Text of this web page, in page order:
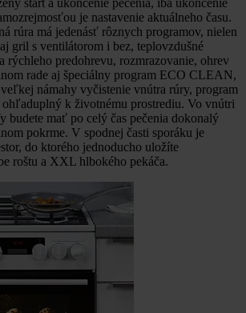
štart a ukončenie pečenia, iba ukončenie
je nastavenie aktuálneho času.
rúra má jedenásť rôznych programov, nielen
gril s ventilátorom i bez, teplovzdušné
rýchleho predohrevu, rozmrazovanie, ohrev
rade aj špeciálny program ECO CLEAN,
námahy vyčistenie vnútra rúry, program
ohľaduplný k životnému prostrediu. Vo vnútri
budete mať po celý čas pečenia dokonalý
pokrme. V spodnej časti sporáku je
do ktorého jednoducho uložíte
roštu a XXL hlbokého pekáča.